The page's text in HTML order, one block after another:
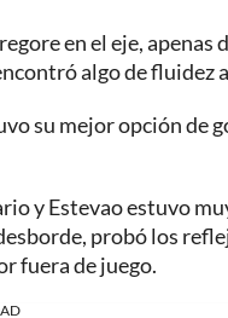
en el eje, apenas
algo de fluidez
su mejor opción de
y Estevao estuvo
probó los
fuera de juego.